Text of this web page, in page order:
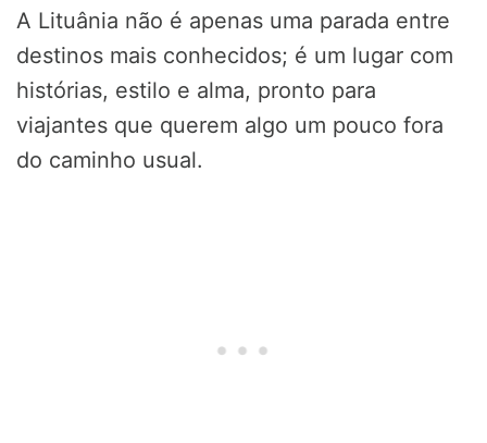
A Lituânia não é apenas uma parada entre
destinos mais conhecidos; é um lugar com
histórias, estilo e alma, pronto para
viajantes que querem algo um pouco fora
do caminho usual.